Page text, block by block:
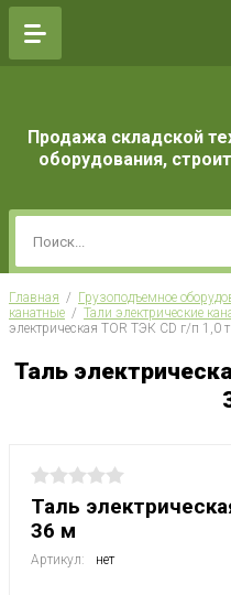
Продажа складской
оборудования,
Главная
  /
Грузоподъемное
канатные
  /
Тали электрические
электрическая TOR ТЭК CD г/п 1,0
Таль
Таль
36 м
Артикул: нет